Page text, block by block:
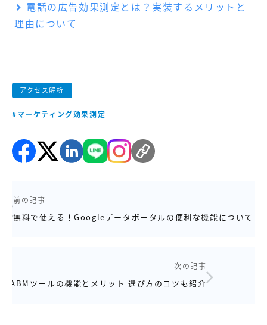
アクセス解析
#マーケティング効果測定
前の記事
無料で使える！Googleデータポータルの便利な機能について
次の記事
ABMツールの機能とメリット 選び方のコツも紹介
電話の広告効果測定とは？実装するメリットと
理由について